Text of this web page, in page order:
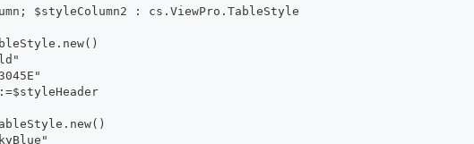
$styleColumn2 : cs.ViewPro.TableStyle